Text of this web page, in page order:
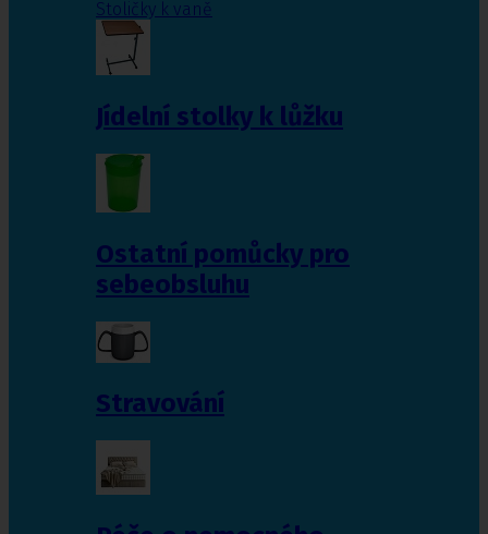
Stoličky k vaně
Jídelní stolky k lůžku
Ostatní pomůcky pro
sebeobsluhu
Stravování